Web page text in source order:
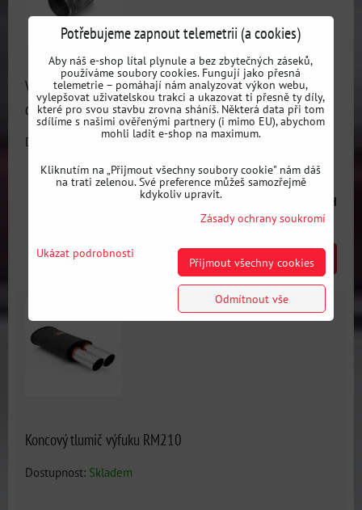
Vlnovec, pružná spojka vyfukového systému - 90 mm, rôzne
dlžky
Dostupnost: Skladem
s DPH
ZVOLTE VARIANTU
Koncový tlumič výfuku RM210
Dostupnost: Skladem
Potřebujeme zapnout telemetrii (a cookies)
Aby náš e-shop lítal plynule a bez zbytečných záseků,
používáme soubory cookies. Fungují jako přesná
telemetrie – pomáhají nám analyzovat výkon webu,
vylepšovat uživatelskou trakci a ukazovat ti přesně ty díly,
které pro svou stavbu zrovna sháníš. Některá data při tom
sdílíme s našimi ověřenými partnery (i mimo EU), abychom
mohli ladit e-shop na maximum.
Kliknutím na „Přijmout všechny soubory cookie" nám dáš
na trati zelenou. Své preference můžeš samozřejmě
kdykoliv upravit.
Zásady ochrany soukromí
Ukázat podrobnosti
Přijmout všechny cookies
Odmítnout vše